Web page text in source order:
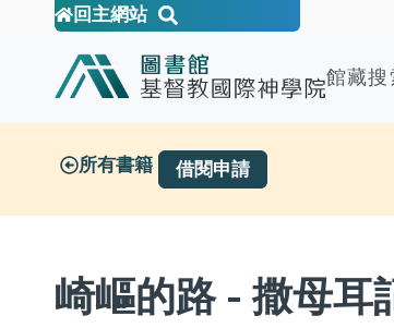
回主網站
館藏搜
所有書籍 借閱申請
崎嶇的路 - 撒母耳